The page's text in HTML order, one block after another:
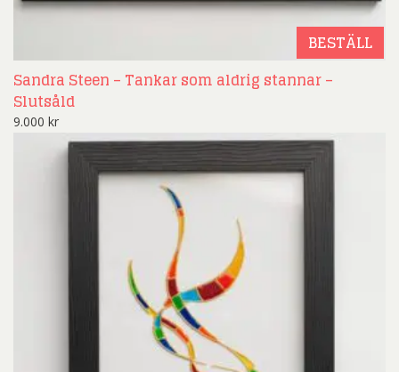
BESTÄLL
Sandra Steen – Tankar som aldrig stannar –
Slutsåld
9.000 kr